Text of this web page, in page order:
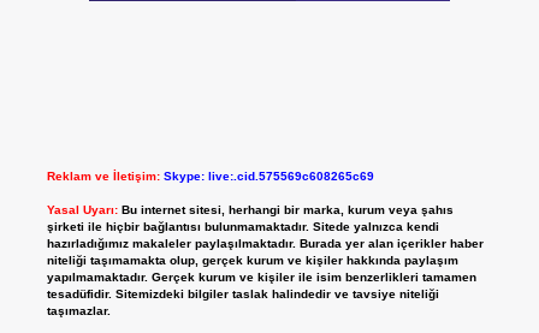
Reklam ve İletişim: Skype: live:.cid.575569c608265c69
Yasal Uyarı: Bu internet sitesi, herhangi bir marka, kurum veya şahıs
şirketi ile hiçbir bağlantısı bulunmamaktadır. Sitede yalnızca kendi
hazırladığımız makaleler paylaşılmaktadır. Burada yer alan içerikler haber
niteliği taşımamakta olup, gerçek kurum ve kişiler hakkında paylaşım
yapılmamaktadır. Gerçek kurum ve kişiler ile isim benzerlikleri tamamen
tesadüfidir. Sitemizdeki bilgiler taslak halindedir ve tavsiye niteliği
taşımazlar.